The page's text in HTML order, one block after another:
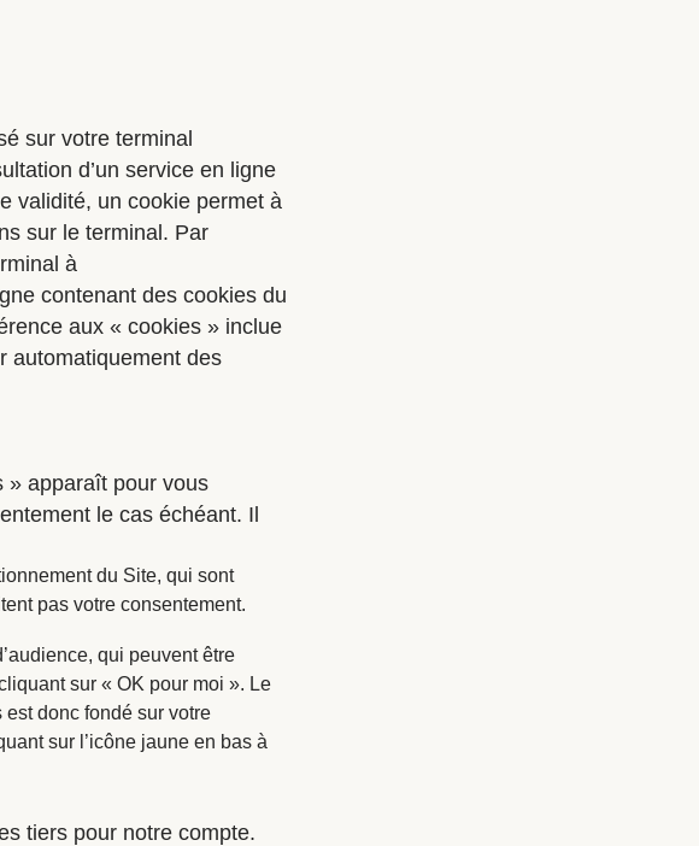
sur votre terminal
d’un service en ligne
validité, un cookie permet à
sur le terminal. Par
à
contenant des cookies du
aux « cookies » inclue
automatiquement des
» apparaît pour vous
le cas échéant. Il
du Site, qui sont
pas votre consentement.
qui peuvent être
sur « OK pour moi ». Le
donc fondé sur votre
sur l’icône jaune en bas à
tiers pour notre compte.